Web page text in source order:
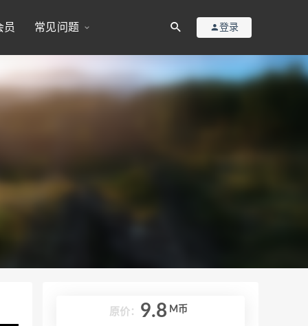
员 常见问题 登录
原价： 9.8 M币